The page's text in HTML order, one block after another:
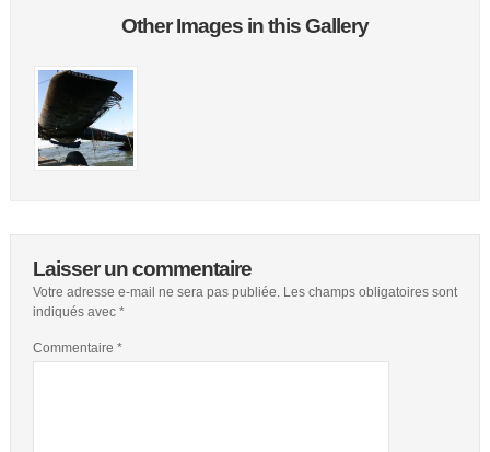
Other Images in this Gallery
Laisser un commentaire
Votre adresse e-mail ne sera pas publiée. Les champs obligatoires sont
indiqués avec *
Commentaire *